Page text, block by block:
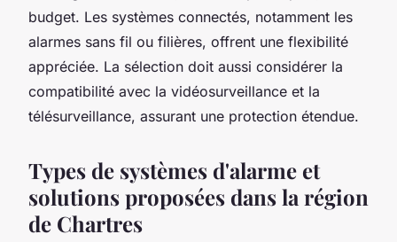
budget. Les systèmes connectés, notamment les
alarmes sans fil ou filières, offrent une flexibilité
appréciée. La sélection doit aussi considérer la
compatibilité avec la vidéosurveillance et la
télésurveillance, assurant une protection étendue.
Types de systèmes d'alarme et
solutions proposées dans la région
de Chartres